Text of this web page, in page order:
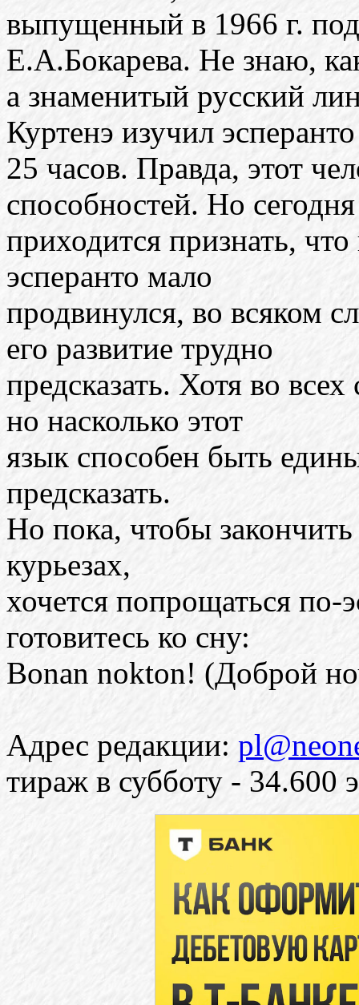
выпущенный в 1966 г.
Е.А.Бокарева. Не знаю,
а знаменитый русский
Куртенэ изучил эсперанто
25 часов. Правда, этот
способностей. Но сегодня
приходится признать,
эсперанто мало
продвинулся, во всяком
его развитие трудно
предсказать. Хотя во
но насколько этот
язык способен быть
предсказать.
Но пока, чтобы
курьезах,
хочется попрощаться
готовитесь ко сну:
Bonan nokton! (Доброй
Адрес редакции:
тираж в субботу - 34.600